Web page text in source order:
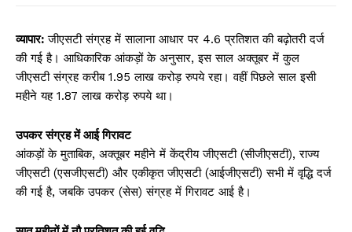
व्यापार: जीएसटी संग्रह में सालाना आधार पर 4.6 प्रतिशत की बढ़ोतरी दर्ज
की गई है। आधिकारिक आंकड़ों के अनुसार, इस साल अक्तूबर में कुल
जीएसटी संग्रह करीब 1.95 लाख करोड़ रुपये रहा। वहीं पिछले साल इसी
महीने यह 1.87 लाख करोड़ रुपये था।
उपकर संग्रह में आई गिरावट
आंकड़ों के मुताबिक, अक्तूबर महीने में केंद्रीय जीएसटी (सीजीएसटी), राज्य
जीएसटी (एसजीएसटी) और एकीकृत जीएसटी (आईजीएसटी) सभी में वृद्धि दर्ज
की गई है, जबकि उपकर (सेस) संग्रह में गिरावट आई है।